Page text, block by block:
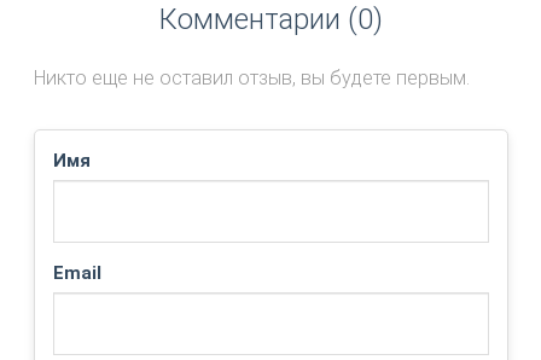
Комментарии (0)
Никто еще не оставил отзыв, вы будете первым.
Имя
Email